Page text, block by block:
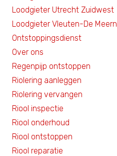
Loodgieter Utrecht Zuidwest
Loodgieter Vleuten-De Meern
Ontstoppingsdienst
Over ons
Regenpijp ontstoppen
Riolering aanleggen
Riolering vervangen
Riool inspectie
Riool onderhoud
Riool ontstoppen
Riool reparatie